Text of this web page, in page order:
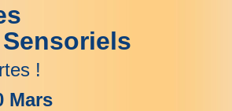
!
Mars